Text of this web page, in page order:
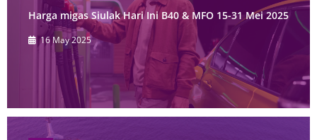
Harga migas Siulak Hari Ini B40 & MFO 15-31 Mei 2025
16 May 2025